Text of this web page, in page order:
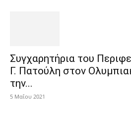
Συγχαρητήρια του
Γ. Πατούλη στον
την...
5 Μαΐου 2021